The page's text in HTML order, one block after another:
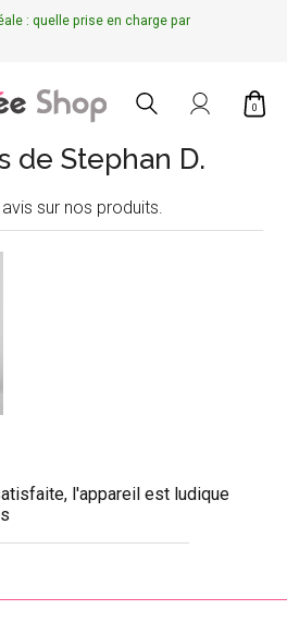
: quelle prise en charge par
0
de Stephan D.
sur nos produits.
l'appareil est ludique